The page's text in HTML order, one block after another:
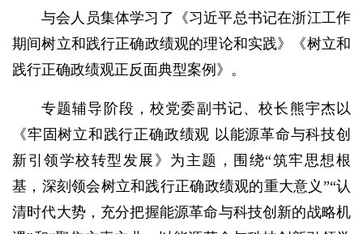
与会人员集体学习了《习近平总书记在浙江工作
期间树立和践行正确政绩观的理论和实践》《树立和
践行正确政绩观正反面典型案例》。
专题辅导阶段，校党委副书记、校长熊宇杰以
《牢固树立和践行正确政绩观 以能源革命与科技创
新引领学校转型发展》为主题，围绕“筑牢思想根
基，深刻领会树立和践行正确政绩观的重大意义”“认
清时代大势，充分把握能源革命与科技创新的战略机